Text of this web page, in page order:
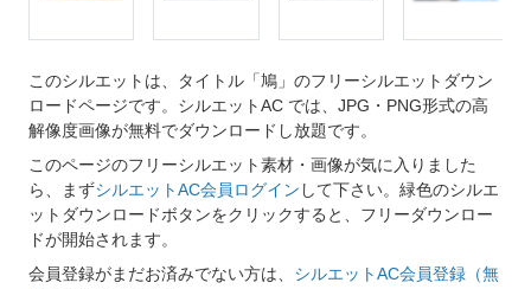
このシルエットは、タイトル「鳩」のフリーシルエットダウン
ロードページです。シルエットAC では、JPG・PNG形式の高
解像度画像が無料でダウンロードし放題です。
このページのフリーシルエット素材・画像が気に入りました
ら、まずシルエットAC会員ログイン して下さい。緑色のシルエ
ットダウンロードボタンをクリックすると、フリーダウンロー
ドが開始されます。
会員登録がまだお済みでない方は、 シルエットAC会員登録（無